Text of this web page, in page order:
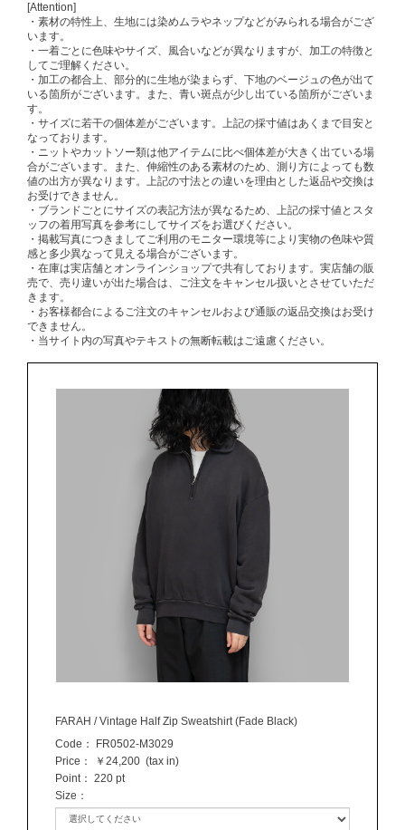
[Attention]
・素材の特性上、生地には染めムラやネップなどがみられる場合がござ
います。
・一着ごとに色味やサイズ、風合いなどが異なりますが、加工の特徴と
してご理解ください。
・加工の都合上、部分的に生地が染まらず、下地のベージュの色が出て
いる箇所がございます。また、青い斑点が少し出ている箇所がございま
す。
・サイズに若干の個体差がございます。上記の採寸値はあくまで目安と
なっております。
・ニットやカットソー類は他アイテムに比べ個体差が大きく出ている場
合がございます。また、伸縮性のある素材のため、測り方によっても数
値の出方が異なります。上記の寸法との違いを理由とした返品や交換は
お受けできません。
・ブランドごとにサイズの表記方法が異なるため、上記の採寸値とスタ
ッフの着用写真を参考にしてサイズをお選びください。
・掲載写真につきましてご利用のモニター環境等により実物の色味や質
感と多少異なって見える場合がございます。
・在庫は実店舗とオンラインショップで共有しております。実店舗の販
売で、売り違いが出た場合は、ご注文をキャンセル扱いとさせていただ
きます。
・お客様都合によるご注文のキャンセルおよび通販の返品交換はお受け
できません。
・当サイト内の写真やテキストの無断転載はご遠慮ください。
FARAH / Vintage Half Zip Sweatshirt (Fade Black)
Code：
FR0502-M3029
Price：
￥24,200 (tax in)
Point： 220 pt
Size ：